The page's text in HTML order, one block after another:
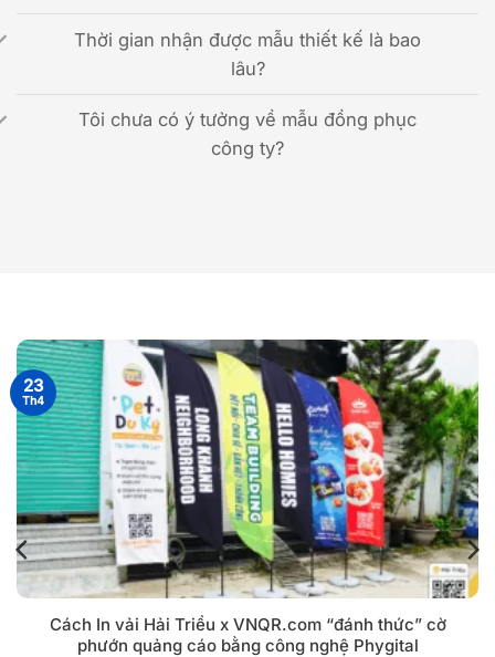
Thời gian nhận được mẫu thiết kế là bao
lâu?
Tôi chưa có ý tưởng về mẫu đồng phục
công ty?
Cách In vải Hải Triều x VNQR.com “đánh thức” cờ
phướn quảng cáo bằng công nghệ Phygital
23
Th4